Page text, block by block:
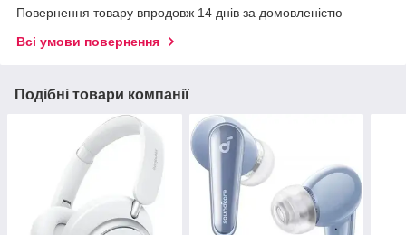
Повернення товару впродовж 14 днів за домовленістю
Всі умови повернення
Подібні товари компанії